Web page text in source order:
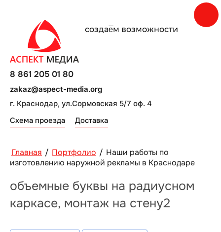
создаe̅м возможности
г. Краснодар, ул.Сормовская 5/7 оф. 4
Схема проезда Доставка
8 861 205 01 80
zakaz@aspect-media.org
Главная / Портфолио / Наши работы по
изготовлению наружной рекламы в Краснодаре
объемные буквы на радиусном
каркасе, монтаж на стену2